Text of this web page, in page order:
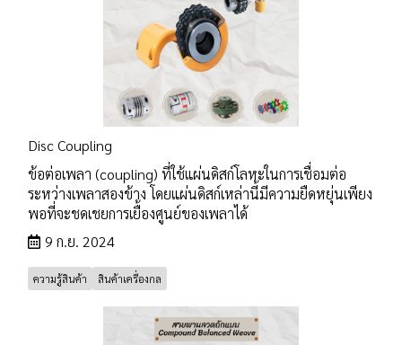
Disc Coupling
ข้อต่อเพลา (coupling) ที่ใช้แผ่นดิสก์โลหะในการเชื่อมต่อ
ระหว่างเพลาสองข้าง โดยแผ่นดิสก์เหล่านี้มีความยืดหยุ่นเพียง
พอที่จะชดเชยการเยื้องศูนย์ของเพลาได้
9 ก.ย. 2024
ความรู้สินค้า สินค้าเครื่องกล